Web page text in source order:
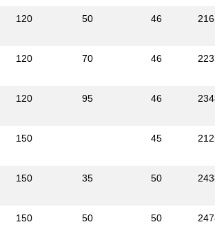
120 50 46
120 70 46
120 95 46
150 45
150 35 50
150 50 50